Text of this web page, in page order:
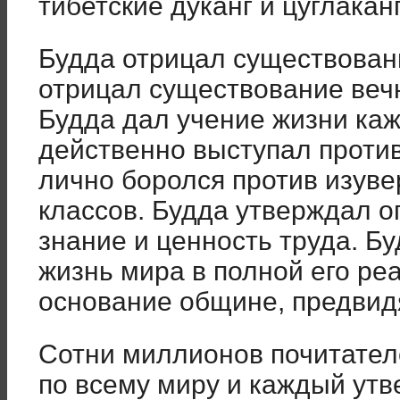
Будда отрицал
отрицал существование
Будда дал учение жизни
действенно выступал
лично боролся против
классов. Будда утверждал
знание и ценность труда.
жизнь мира в полной его
основание общине,
Сотни миллионов
по всему миру и каждый